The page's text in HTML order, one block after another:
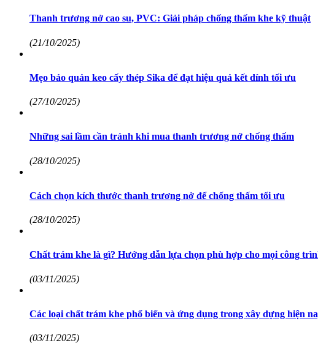
Thanh trương nở cao su, PVC: Giải pháp chống thấm khe kỹ thuật
(21/10/2025)
Mẹo bảo quản keo cấy thép Sika để đạt hiệu quả kết dính tối ưu
(27/10/2025)
Những sai lầm cần tránh khi mua thanh trương nở chống thấm
(28/10/2025)
Cách chọn kích thước thanh trương nở để chống thấm tối ưu
(28/10/2025)
Chất trám khe là gì? Hướng dẫn lựa chọn phù hợp cho mọi công
(03/11/2025)
Các loại chất trám khe phổ biến và ứng dụng trong xây dựng hiện
(03/11/2025)